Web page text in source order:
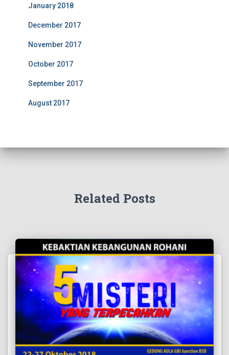
January 2018
December 2017
November 2017
October 2017
September 2017
August 2017
Related Posts